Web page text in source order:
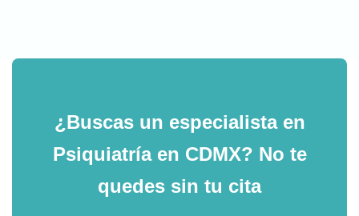
¿Buscas un especialista en
Psiquiatría en CDMX? No te
quedes sin tu cita